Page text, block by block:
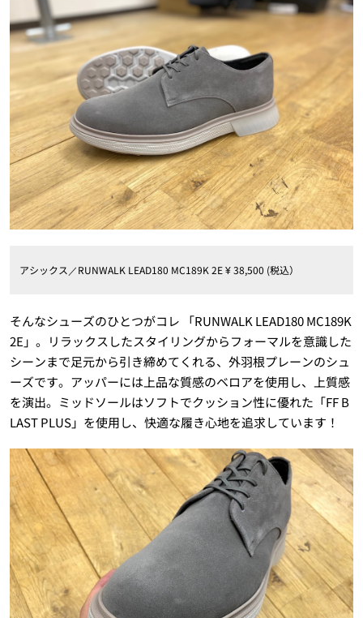
アシックス／RUNWALK LEAD180 MC189K 2E ¥ 38,500 (税込）
そんなシューズのひとつがコレ 「RUNWALK LEAD180 MC189K
2E」。リラックスしたスタイリングからフォーマルを意識した
シーンまで足元から引き締めてくれる、外羽根プレーンのシュ
ーズです。アッパーには上品な質感のベロアを使用し、上質感
を演出。ミッドソールはソフトでクッション性に優れた「FF B
LAST PLUS」を使用し、快適な履き心地を追求しています！